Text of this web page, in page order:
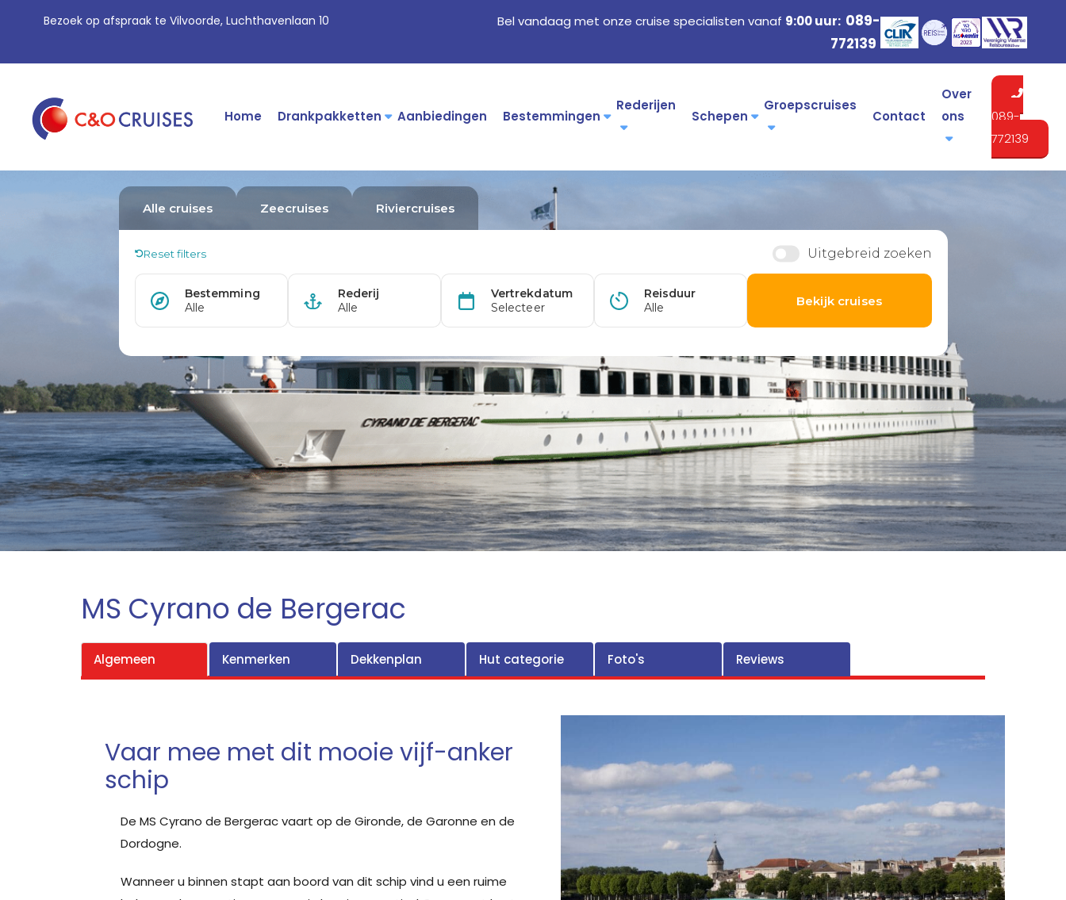
Bezoek op afspraak te Vilvoorde, Luchthavenlaan 10 Bel vandaag met onze cruise specialisten vanaf 9:00 uur: 089-
772139
Home Drankpakketten Aanbiedingen Bestemmingen
Rederijen
Schepen
Groepscruises
Contact
Over
ons
089-
772139
MS Cyrano de Bergerac
Algemeen Kenmerken Dekkenplan Hut categorie Foto's Reviews
Vaar mee met dit mooie vijf-anker
schip
De MS Cyrano de Bergerac vaart op de Gironde, de Garonne en de
Dordogne.
Wanneer u binnen stapt aan boord van dit schip vind u een ruime